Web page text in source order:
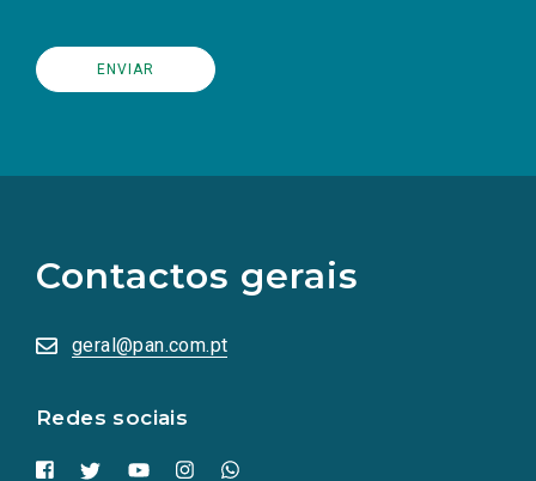
Contactos gerais
geral@pan.com.pt
Redes sociais
redes
sociais
numa
nova